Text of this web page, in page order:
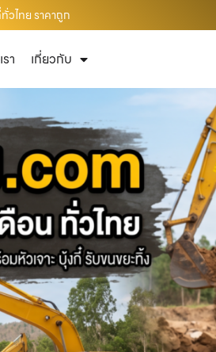
วไทย ราคาถูก
า เกี่ยวกับ